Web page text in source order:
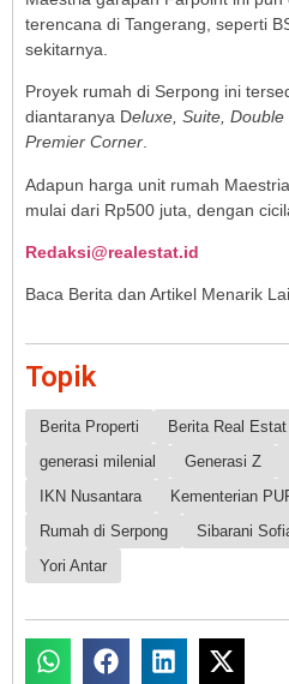
terencana di Tangerang, seperti
sekitarnya.
Proyek rumah di Serpong ini
diantaranya Deluxe, Suite,
Premier Corner.
Adapun harga unit rumah
mulai dari Rp500 juta, dengan
Redaksi@realestat.id
Baca Berita dan Artikel Menarik
Topik
Berita Properti Berita Real Estat
generasi milenial
Generasi Z
IKN Nusantara
Kementerian
Rumah di Serpong
Sibarani
Yori Antar